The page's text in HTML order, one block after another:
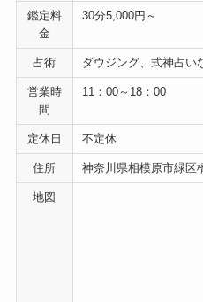
鑑定料
金
30分5,000円～
占術 ダウジング、式神占い
営業時
間
11：00～18：00
定休日 不定休
住所 神奈川県相模原市緑区
地図